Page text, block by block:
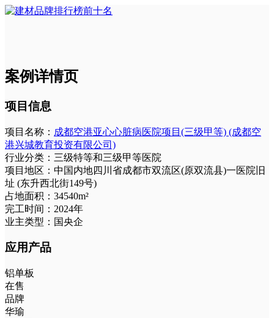
案例详情页
项目信息
项目名称： 成都空港亚心心脏病医院项目(三级甲等) (成都空
港兴城教育投资有限公司)
行业分类： 三级特等和三级甲等医院
项目地区： 中国内地四川省成都市双流区(原双流县)一医院旧
址 (东升西北街149号)
占地面积： 34540m²
完工时间： 2024年
业主类型： 国央企
应用产品
铝单板
在售
品牌
华瑜